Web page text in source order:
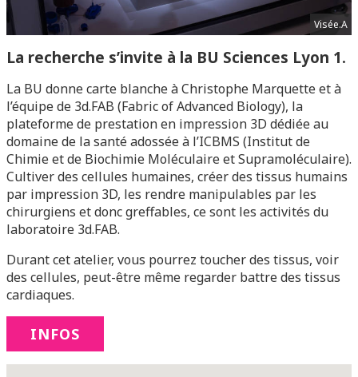
Visée.A
La recherche s’invite à la BU Sciences Lyon 1.
La BU donne carte blanche à Christophe Marquette et à
l’équipe de 3d.FAB (Fabric of Advanced Biology), la
plateforme de prestation en impression 3D dédiée au
domaine de la santé adossée à l’ICBMS (Institut de
Chimie et de Biochimie Moléculaire et Supramoléculaire).
Cultiver des cellules humaines, créer des tissus humains
par impression 3D, les rendre manipulables par les
chirurgiens et donc greffables, ce sont les activités du
laboratoire 3d.FAB.
Durant cet atelier, vous pourrez toucher des tissus, voir
des cellules, peut-être même regarder battre des tissus
cardiaques.
INFOS